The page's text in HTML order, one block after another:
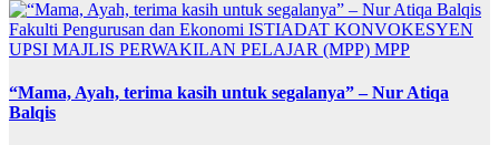
Fakulti Pengurusan dan Ekonomi ISTIADAT KONVOKESYEN
UPSI MAJLIS PERWAKILAN PELAJAR (MPP) MPP
“Mama, Ayah, terima kasih untuk segalanya” – Nur Atiqa
Balqis